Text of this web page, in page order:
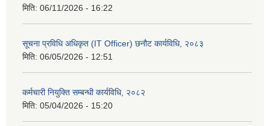
मिति: 06/11/2026 - 16:22
सूचना प्रविधि अधिकृत (IT Officer) छनौट कार्यविधि, २०८३
मिति: 06/05/2026 - 12:51
कर्मचारी नियुक्ति सम्बन्धी कार्यविधि, २०८२
मिति: 05/04/2026 - 15:20